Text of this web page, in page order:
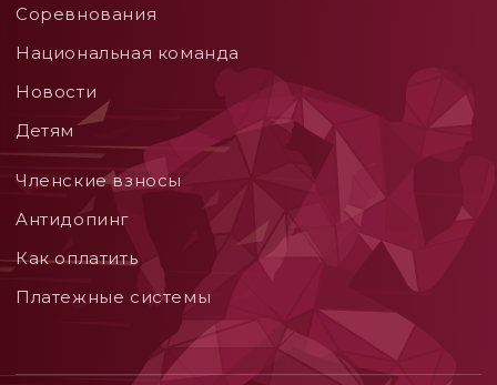
Соревнования
Национальная команда
Новости
Детям
Членские взносы
Aнтидопинг
Как оплатить
Платежные системы